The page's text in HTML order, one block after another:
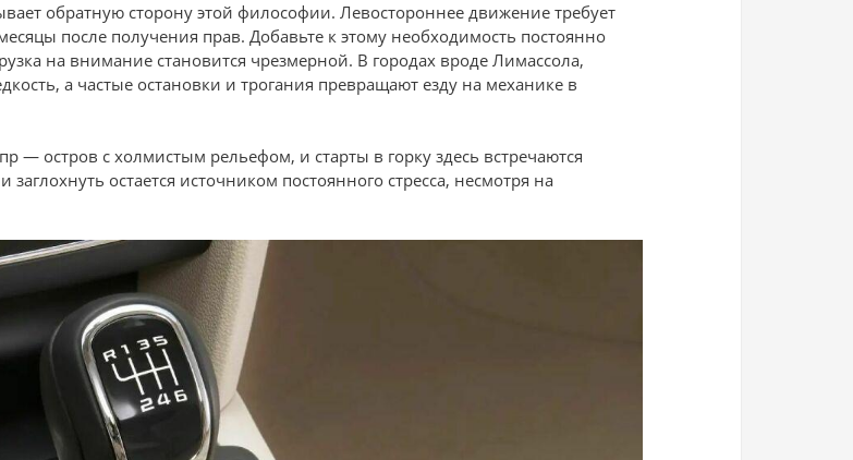
обратную сторону этой философии. Левостороннее движение требует
после получения прав. Добавьте к этому необходимость постоянно
на внимание становится чрезмерной. В городах вроде Лимассола,
а частые остановки и трогания превращают езду на механике в
остров с холмистым рельефом, и старты в горку здесь встречаются
остается источником постоянного стресса, несмотря на